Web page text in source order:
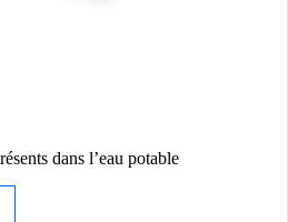
dans l’eau potable